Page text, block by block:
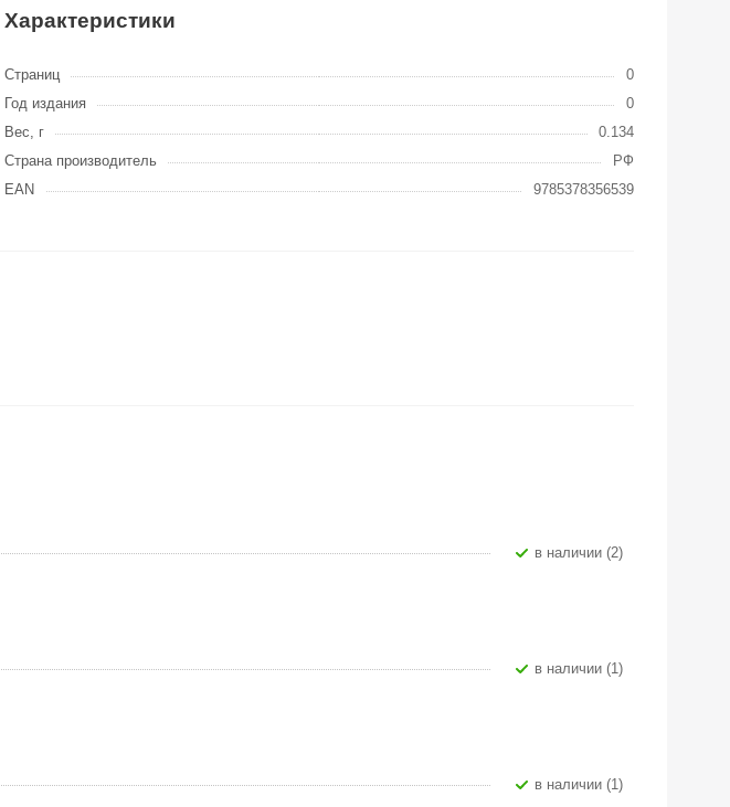
Характеристики
Страниц
0
Год издания
0
Вес, г
0.134
Страна производитель
РФ
EAN
9785378356539
В наличии (2)
В наличии (1)
В наличии (1)